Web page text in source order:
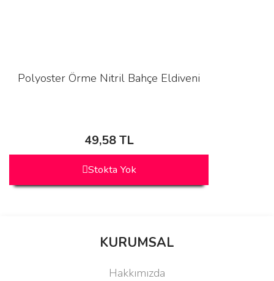
Polyoster Örme Nitril Bahçe Eldiveni
49,58 TL
Stokta Yok
KURUMSAL
Hakkımızda